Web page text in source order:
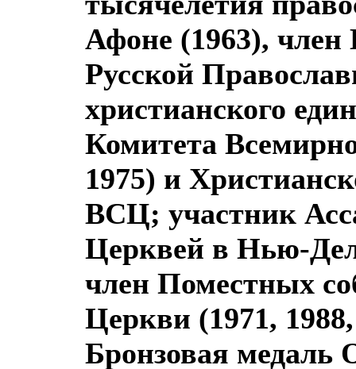
Афоне (1963),
Русской
христианского
Комитета
1975) и
ВСЦ; участник
Церквей в Нью-
член Поместных
Церкви (1971,
Бронзовая медаль